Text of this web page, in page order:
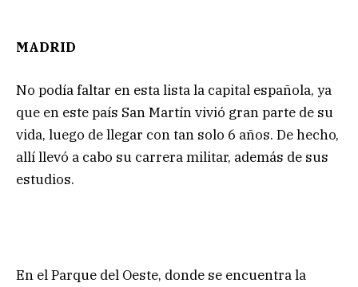
MADRID
No podía faltar en esta lista la capital española, ya
que en este país San Martín vivió gran parte de su
vida, luego de llegar con tan solo 6 años. De hecho,
allí llevó a cabo su carrera militar, además de sus
estudios.
En el Parque del Oeste, donde se encuentra la